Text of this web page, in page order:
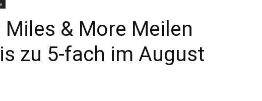
Miles & More Meilen
zu 5-fach im August